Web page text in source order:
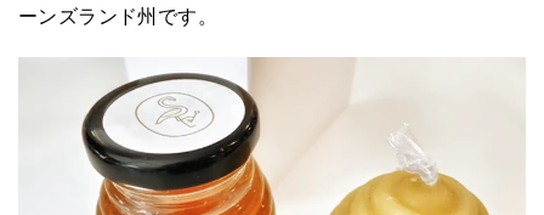
ーンズランド州です。